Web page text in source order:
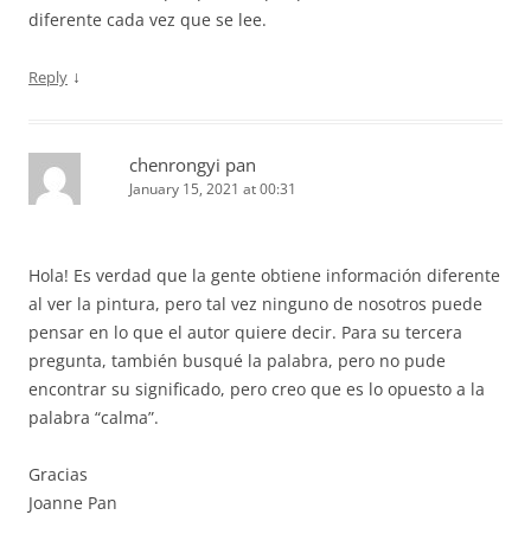
diferente cada vez que se lee.
Reply ↓
chenrongyi pan
January 15, 2021 at 00:31
Hola! Es verdad que la gente obtiene información diferente
al ver la pintura, pero tal vez ninguno de nosotros puede
pensar en lo que el autor quiere decir. Para su tercera
pregunta, también busqué la palabra, pero no pude
encontrar su significado, pero creo que es lo opuesto a la
palabra “calma”.
Gracias
Joanne Pan